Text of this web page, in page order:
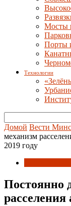
Мосты
Порты
Технологии
Домой Вести
механизм
2019 году
Постоянно
расселения